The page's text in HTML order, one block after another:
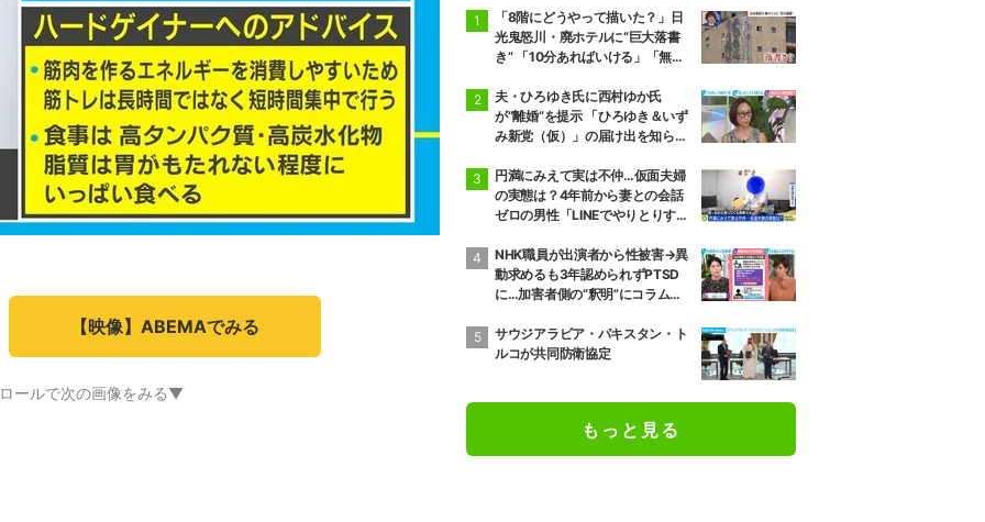
【映像】ABEMAでみる
ールで次の画像をみる▼
「8階にどうやって描いた？」日
光鬼怒川・廃ホテルに“巨大落書
き” 「10分あればいける」「無許
ィストらが見解
夫・ひろゆき氏に西村ゆか氏
が“離婚”を提示 「ひろゆき＆いず
み新党（仮）」の届け出を知らさ
態で夫婦を続けるのは無理」
円満にみえて実は不仲…仮面夫婦
の実態は？4年前から妻との会話
ゼロの男性「LINEでやりとりする
娘は寄り付いてこない」
NHK職員が出演者から性被害→異
動求めるも3年認められずPTSD
に…加害者側の“釈明”にコラムニ
織体制の問題点も指摘
サウジアラビア・パキスタン・ト
ルコが共同防衛協定
もっと見る